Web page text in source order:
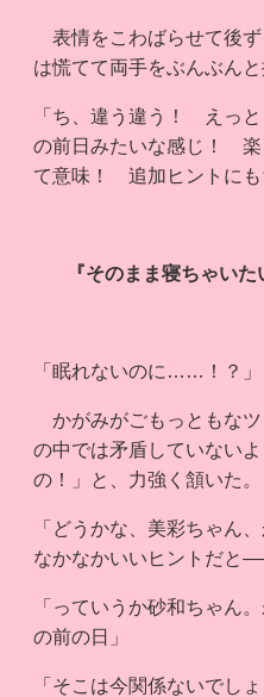
表情をこわばらせて後
は慌てて両手をぶんぶんと
「ち、違う違う！ えっ
の前日みたいな感じ！ 楽
て意味！ 追加ヒントにも
『そのまま寝ちゃい
「眠れないのに……！？」
かがみがごもっともな
の中では矛盾していない
の！」と、力強く頷いた。
「どうかな、美彩ちゃん
なかなかいいヒントだと
「っていうか砂和ちゃん
の前の日」
「そこは今関係ないでしょ